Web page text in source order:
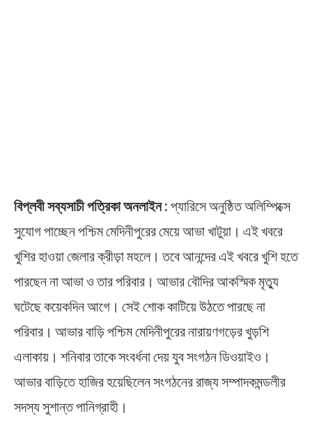
বিপ্লবী সব্যসাচী পত্রিকা অনলাইন : প্যারিসে অনুষ্ঠিত অলিম্পিক্সে
সুযোগ পাচ্ছেন পশ্চিম মেদিনীপুরের মেয়ে আভা খাটুয়া। এই খবরে
খুশির হাওয়া জেলার ক্রীড়া মহলে। তবে আনন্দের এই খবরে খুশি হতে
পারছেন না আভা ও তার পরিবার। আভার বৌদির আকস্মিক মৃত্যু
ঘটেছে কয়েকদিন আগে। সেই শোক কাটিয়ে উঠতে পারছে না
পরিবার। আভার বাড়ি পশ্চিম মেদিনীপুরের নারায়ণগড়ের খুড়শি
এলাকায়। শনিবার তাকে সংবর্ধনা দেয় যুব সংগঠন ডিওয়াইও।
আভার বাড়িতে হাজির হয়েছিলেন সংগঠনের রাজ্য সম্পাদকমন্ডলীর
সদস্য সুশান্ত পানিগ্রাহী।